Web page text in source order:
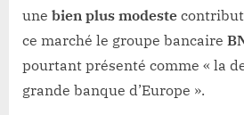
une bien plus modeste
ce marché le groupe bancaire
pourtant présenté comme « la
grande banque d’Europe ».